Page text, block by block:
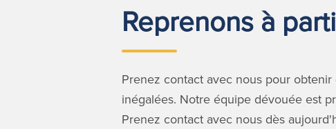
Reprenons à
Prenez contact avec nous pour
inégalées. Notre équipe dévouée est
Prenez contact avec nous dès